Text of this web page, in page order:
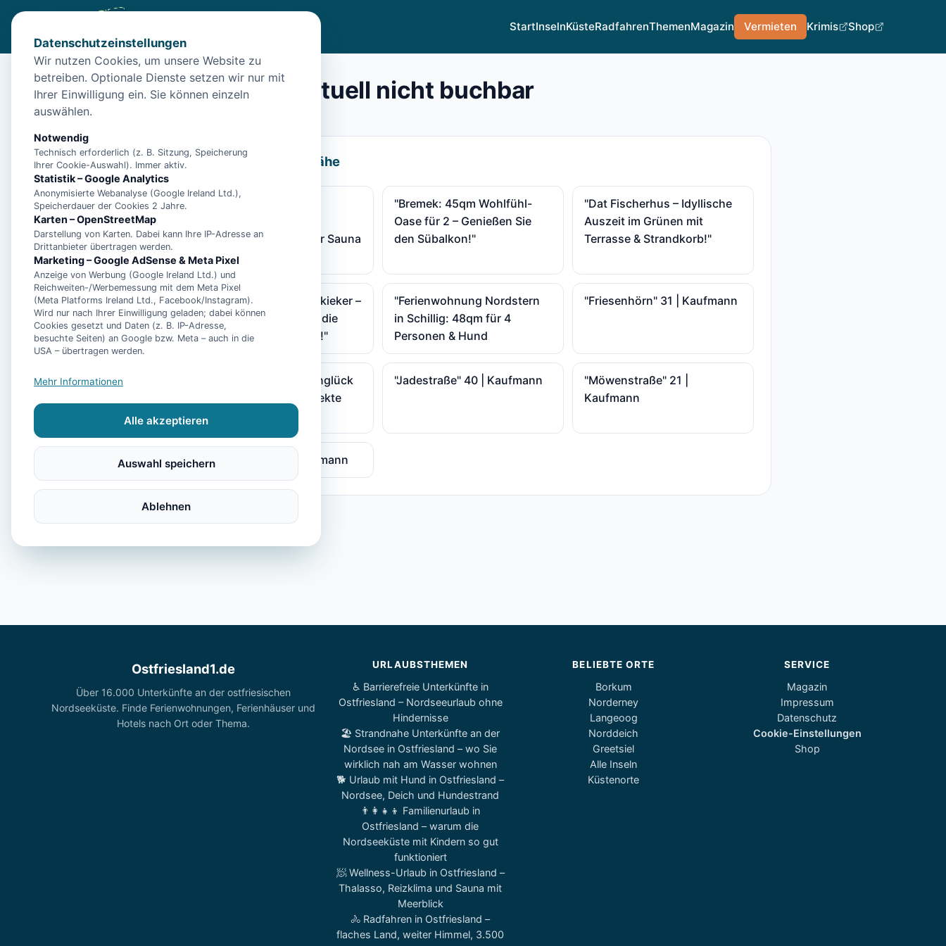
StartInselnKüsteRadfahrenThemenMagazin Vermieten Krimis Shop
Diese Unterkunft ist aktuell nicht buchbar
Wir haben Alternativen in
Unterkünfte in der Nähe
Meerblick und privater Sauna
an der Nordsee
"Bremek: 45qm Wohlfühl-
Oase für 2 – Genießen Sie
den Sübalkon!"
"Dat Fischerhus – Idyllische
Auszeit im Grünen mit
Terrasse & Strandkorb!"
"Ferienwohnung Inselkieker –
Meerblick genießen & die
Seele baumeln lassen!"
"Ferienwohnung Nordstern
in Schillig: 48qm für 4
Personen & Hund
"Friesenhörn" 31 | Kaufmann
"Friesenperle – Küstenglück
auf 55qm für die perfekte
Auszeit!"
"Jadestraße" 40 | Kaufmann
"Möwenstraße" 21 |
Kaufmann
"Seestraße" 24 | Kaufmann
Ostfriesland1.de
Über 16.000 Unterkünfte an der ostfriesischen
Nordseeküste. Finde Ferienwohnungen, Ferienhäuser und
Hotels nach Ort oder Thema.
URLAUBSTHEMEN
♿ Barrierefreie Unterkünfte in
Ostfriesland – Nordseeurlaub ohne
Hindernisse
🏖️ Strandnahe Unterkünfte an der
Nordsee in Ostfriesland – wo Sie
wirklich nah am Wasser wohnen
🐕 Urlaub mit Hund in Ostfriesland –
Nordsee, Deich und Hundestrand
👨‍👩‍👧‍👦 Familienurlaub in
Ostfriesland – warum die
Nordseeküste mit Kindern so gut
funktioniert
🧖 Wellness-Urlaub in Ostfriesland –
Thalasso, Reizklima und Sauna mit
Meerblick
🚴 Radfahren in Ostfriesland –
flaches Land, weiter Himmel, 3.500
BELIEBTE ORTE
Borkum
Norderney
Langeoog
Norddeich
Greetsiel
Alle Inseln
Küstenorte
SERVICE
Magazin
Impressum
Datenschutz
Cookie-Einstellungen
Shop
Datenschutzeinstellungen
Wir nutzen Cookies, um unsere Website zu
betreiben. Optionale Dienste setzen wir nur mit
Ihrer Einwilligung ein. Sie können einzeln
auswählen.
Notwendig
Technisch erforderlich (z. B. Sitzung, Speicherung
Ihrer Cookie-Auswahl). Immer aktiv.
Statistik – Google Analytics
Anonymisierte Webanalyse (Google Ireland Ltd.),
Speicherdauer der Cookies 2 Jahre.
Karten – OpenStreetMap
Darstellung von Karten. Dabei kann Ihre IP-Adresse an
Drittanbieter übertragen werden.
Marketing – Google AdSense & Meta Pixel
Anzeige von Werbung (Google Ireland Ltd.) und
Reichweiten-/Werbemessung mit dem Meta Pixel
(Meta Platforms Ireland Ltd., Facebook/Instagram).
Wird nur nach Ihrer Einwilligung geladen; dabei können
Cookies gesetzt und Daten (z. B. IP-Adresse,
besuchte Seiten) an Google bzw. Meta – auch in die
USA – übertragen werden.
Mehr Informationen
Alle akzeptieren
Auswahl speichern
Ablehnen